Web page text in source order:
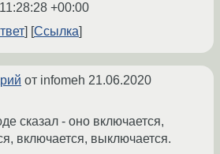
+00:00
Ссылка
от infomeh 21.06.2020
сказал - оно включается,
включается, выключается.